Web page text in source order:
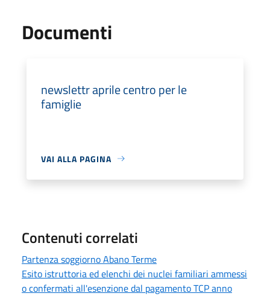
Documenti
newslettr aprile centro per le
famiglie
VAI ALLA PAGINA
Contenuti correlati
Partenza soggiorno Abano Terme
Esito istruttoria ed elenchi dei nuclei familiari ammessi
o confermati all'esenzione dal pagamento TCP anno